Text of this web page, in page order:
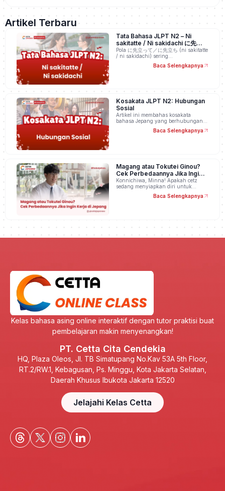
Artikel Terbaru
Tata Bahasa JLPT N2 – Ni
sakitatte / Ni sakidachi に先立っ
て／に先立ち
Pola に先立って／に先立ち (ni sakitatte
/ ni sakidachi) sering…
Baca Selengkapnya
Kosakata JLPT N2: Hubungan
Sosial
Artikel ini membahas kosakata
bahasa Jepang yang berhubungan…
Baca Selengkapnya
Magang atau Tokutei Ginou?
Cek Perbedaannya Jika Ingin
Kerja di Jepang
Konnichiwa, Minna! Apakah cetz
sedang menyiapkan diri untuk…
Baca Selengkapnya
Kelas bahasa asing online interaktif dengan tutor praktisi buat
pembelajaran makin menyenangkan!
PT. Cetta Cita Cendekia
HQ, Plaza Oleos, Jl. TB Simatupang No.Kav 53A 5th Floor,
RT.2/RW.1, Kebagusan, Ps. Minggu, Kota Jakarta Selatan,
Daerah Khusus Ibukota Jakarta 12520
Jelajahi Kelas Cetta